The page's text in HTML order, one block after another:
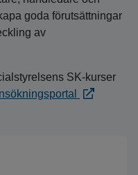
goda förutsättningar
av
SK-kurser